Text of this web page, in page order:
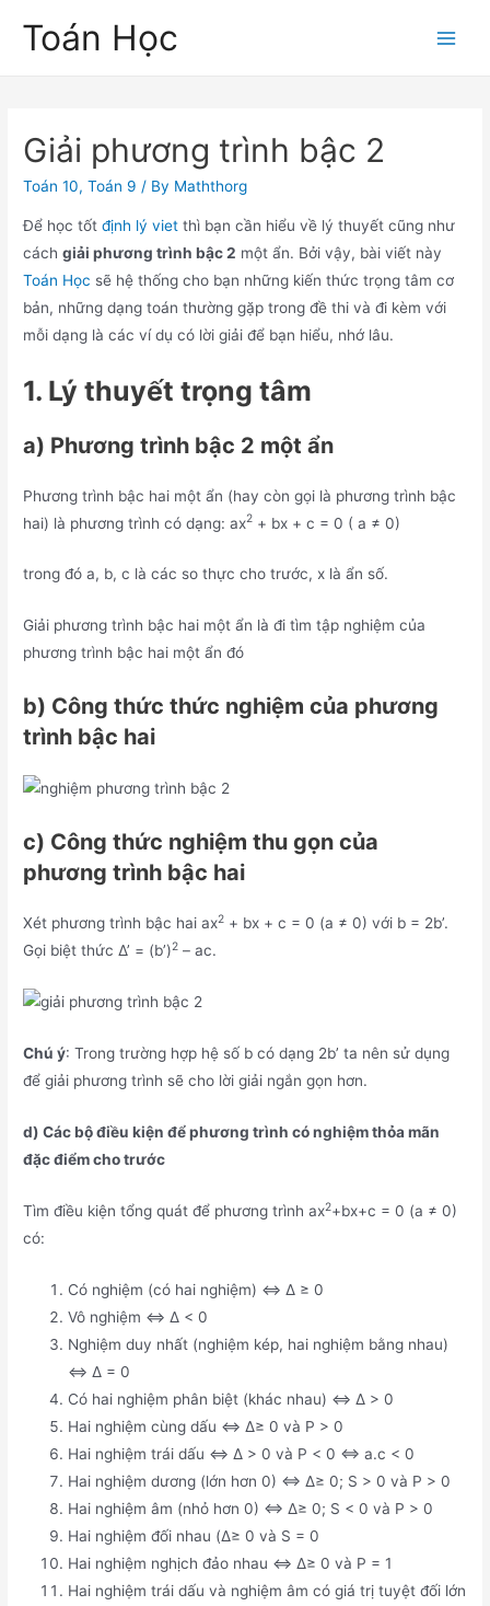
Toán Học
Giải phương trình bậc 2
Toán 10,Toán 9 / By Maththorg
Để học tốtđịnh lý viet thì bạn cần hiểu về lý thuyết cũng như
cáchgiải phương trình bậc 2 một ẩn. Bởi vậy, bài viết này
Toán Học sẽ hệ thống cho bạn những kiến thức trọng tâm cơ
bản, những dạng toán thường gặp trong đề thi và đi kèm với
mỗi dạng là các ví dụ có lời giải để bạn hiểu, nhớ lâu.
1. Lý thuyết trọng tâm
a) Phương trình bậc 2 một ẩn
Phương trình bậc hai một ẩn (hay còn gọi là phương trình bậc
hai) là phương trình có dạng: ax2 + bx + c = 0 ( a ≠ 0)
trong đó a, b, c là các so thực cho trước, x là ẩn số.
Giải phương trình bậc hai một ẩn là đi tìm tập nghiệm của
phương trình bậc hai một ẩn đó
b) Công thức thức nghiệm của phương
trình bậc hai
c) Công thức nghiệm thu gọn của
phương trình bậc hai
Xét phương trình bậc hai ax2 + bx + c = 0 (a ≠ 0) với b = 2b’.
Gọi biệt thức Δ’ = (b’)2 – ac.
Chú ý: Trong trường hợp hệ số b có dạng 2b’ ta nên sử dụng
để giải phương trình sẽ cho lời giải ngắn gọn hơn.
d) Các bộ điều kiện để phương trình có nghiệm thỏa mãn
đặc điểm cho trước
Tìm điều kiện tổng quát để phương trình ax2+bx+c = 0 (a ≠ 0)
có:
Có nghiệm (có hai nghiệm) ⇔ Δ ≥ 0
Vô nghiệm ⇔ Δ < 0
Nghiệm duy nhất (nghiệm kép, hai nghiệm bằng nhau)
⇔ Δ = 0
Có hai nghiệm phân biệt (khác nhau) ⇔ Δ > 0
Hai nghiệm cùng dấu ⇔ Δ≥ 0 và P > 0
Hai nghiệm trái dấu ⇔ Δ > 0 và P < 0 ⇔ a.c < 0
Hai nghiệm dương (lớn hơn 0) ⇔ Δ≥ 0; S > 0 và P > 0
Hai nghiệm âm (nhỏ hơn 0) ⇔ Δ≥ 0; S < 0 và P > 0
Hai nghiệm đối nhau (Δ≥ 0 và S = 0
Hai nghiệm nghịch đảo nhau ⇔ Δ≥ 0 và P = 1
Hai nghiệm trái dấu và nghiệm âm có giá trị tuyệt đối lớn